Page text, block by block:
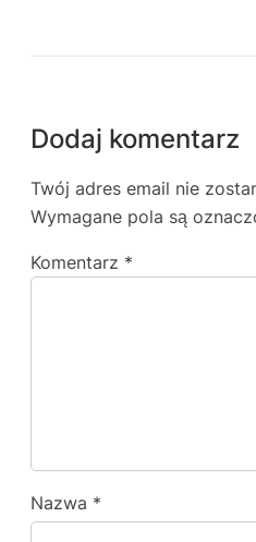
Dodaj komentarz
Twój adres email nie
Wymagane pola są
Komentarz *
Nazwa *